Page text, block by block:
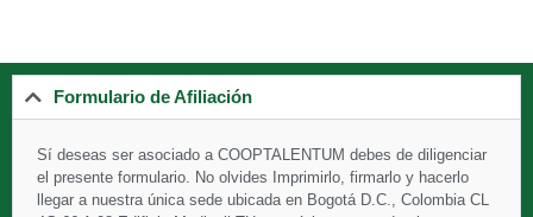
Formulario de Afiliación
Sí deseas ser asociado a COOPTALENTUM debes de diligenciar
el presente formulario. No olvides Imprimirlo, firmarlo y hacerlo
llegar a nuestra única sede ubicada en Bogotá D.C., Colombia CL